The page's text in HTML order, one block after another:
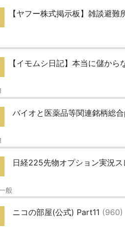
【ヤフー株式掲示板】雑談避
【イモムシ日記】本当に儲か
バイオと医薬品等関連銘柄総
日経225先物オプション実況ス
般
ニコの部屋(公式) Part11 (960)